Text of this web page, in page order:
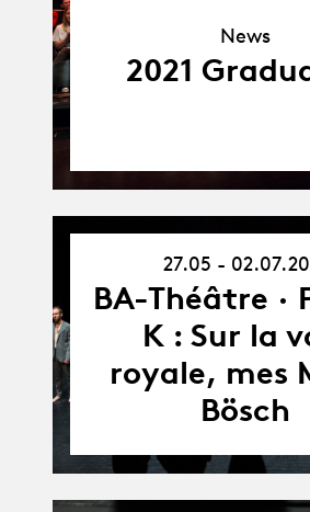
News
2021
27.05 -
BA-Théâtre ·
K : Sur la
royale, mes
Bösch